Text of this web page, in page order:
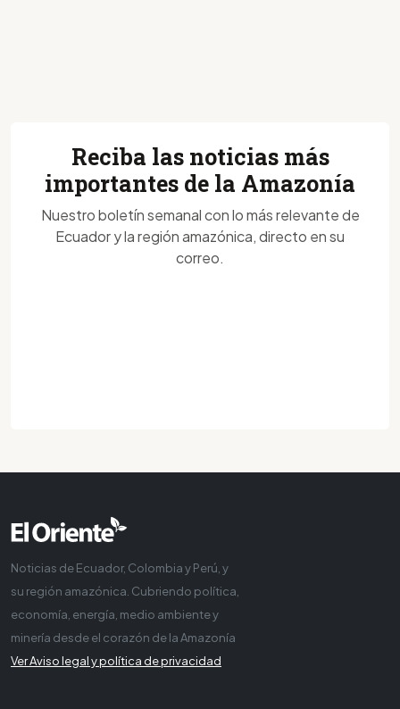
Reciba las noticias más
importantes de la Amazonía
Nuestro boletín semanal con lo más relevante de
Ecuador y la región amazónica, directo en su
correo.
Noticias de Ecuador, Colombia y Perú, y
su región amazónica. Cubriendo política,
economía, energía, medio ambiente y
minería desde el corazón de la Amazonía
Ver Aviso legal y política de privacidad